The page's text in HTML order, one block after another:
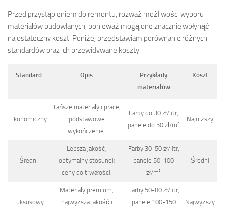
Przed przystąpieniem do remontu, rozważ możliwości wyboru
materiałów budowlanych, ponieważ mogą one znacznie wpłynąć
na ostateczny koszt. Poniżej przedstawiam porównanie różnych
standardów oraz ich przewidywane koszty:
Standard Opis
Przykłady
materiałów
Koszt
Ekonomiczny
Tańsze materiały i prace,
podstawowe
wykończenie.
Farby do 30 zł/litr,
panele do 50 zł/m²
Najniższy
Średni
Lepsza jakość,
optymalny stosunek
ceny do trwałości.
Farby 30-50 zł/litr,
panele 50-100
zł/m²
Średni
Luksusowy
Materiały premium,
najwyższa jakość i
Farby 50-80 zł/litr,
panele 100-150
Najwyższy